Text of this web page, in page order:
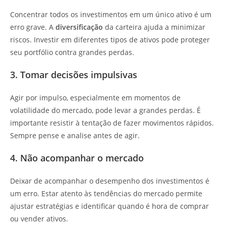
Concentrar todos os investimentos em um único ativo é um
erro grave. A diversificação da carteira ajuda a minimizar
riscos. Investir em diferentes tipos de ativos pode proteger
seu portfólio contra grandes perdas.
3. Tomar decisões impulsivas
Agir por impulso, especialmente em momentos de
volatilidade do mercado, pode levar a grandes perdas. É
importante resistir à tentação de fazer movimentos rápidos.
Sempre pense e analise antes de agir.
4. Não acompanhar o mercado
Deixar de acompanhar o desempenho dos investimentos é
um erro. Estar atento às tendências do mercado permite
ajustar estratégias e identificar quando é hora de comprar
ou vender ativos.